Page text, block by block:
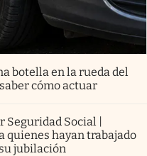
botella en la rueda del
cómo actuar
Seguridad Social |
quienes hayan trabajado
jubilación